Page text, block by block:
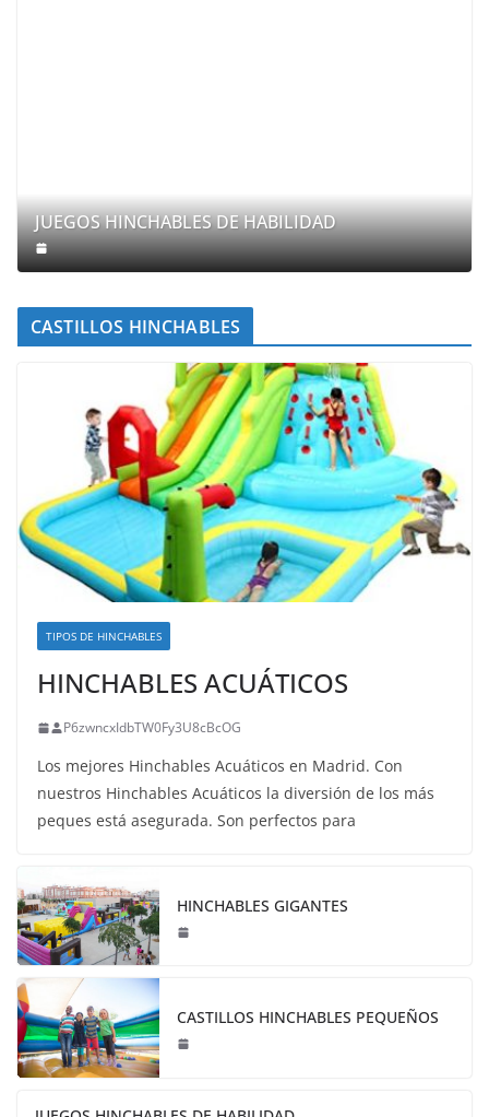
JUEGOS HINCHABLES DE HABILIDAD
CASTILLOS HINCHABLES
TIPOS DE HINCHABLES
HINCHABLES ACUÁTICOS
P6zwncxIdbTW0Fy3U8cBcOG
Los mejores Hinchables Acuáticos en Madrid. Con
nuestros Hinchables Acuáticos la diversión de los más
peques está asegurada. Son perfectos para
HINCHABLES GIGANTES
CASTILLOS HINCHABLES PEQUEÑOS